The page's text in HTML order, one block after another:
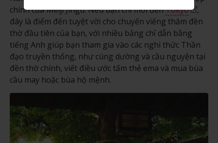
chính của Meiji Jingu. Nếu bạn chỉ mới đếnTokyo
,
đây là điểm đến tuyệt vời cho chuyến viếng thăm đền
thờ đầu tiên của bạn, với nhiều bảng chỉ dẫn bằng
tiếng Anh giúp bạn tham gia vào các nghi thức Thần
đạo truyền thống, như cúng dường và cầu nguyện tại
đền thờ chính, viết điều ước tấm thẻ ema và mua bùa
cầu may hoặc bùa hộ mệnh.